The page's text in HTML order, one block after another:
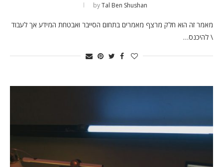
byTal Ben Shushan
מאמר זה הוא חלק מרצף מאמרים בתחום הסייבר ואבטחת המידע אך לעבוד
\ להיכנס…